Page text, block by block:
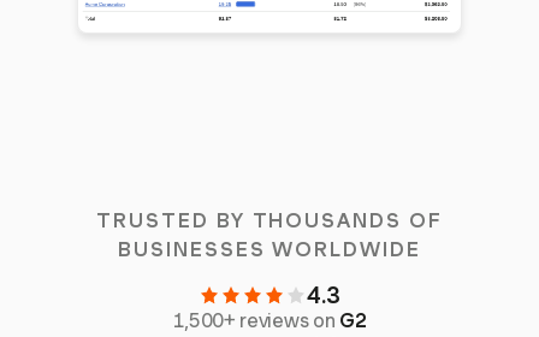
TRUSTED BY THOUSANDS OF
BUSINESSES WORLDWIDE
4.3
1,500+ reviews on G2